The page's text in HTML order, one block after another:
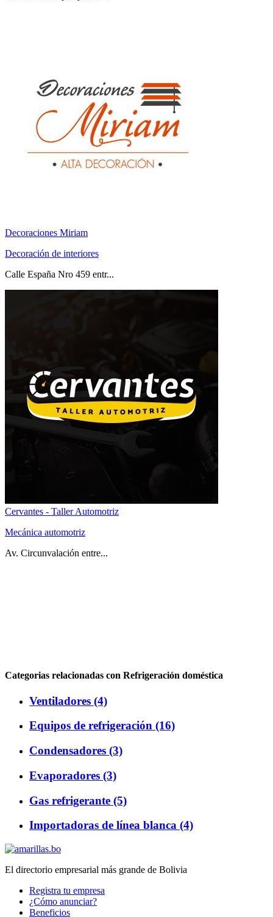
Decoraciones Miriam
Decoración de interiores
Calle España Nro 459 entr...
Cervantes - Taller Automotriz
Mecánica automotriz
Av. Circunvalación entre...
Categorias relacionadas con Refrigeración doméstica
Ventiladores (4)
Equipos de refrigeración (16)
Condensadores (3)
Evaporadores (3)
Gas refrigerante (5)
Importadoras de línea blanca (4)
El directorio empresarial más grande de Bolivia
Registra tu empresa
¿Cómo anunciar?
Beneficios